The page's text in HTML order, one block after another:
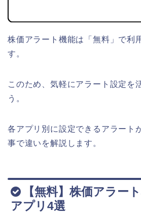
株価アラート機能は「無料」で利
す。
このため、気軽にアラート設定を
う。
各アプリ別に設定できるアラート
事で違いを解説します。
【無料】株価アラー
アプリ4選